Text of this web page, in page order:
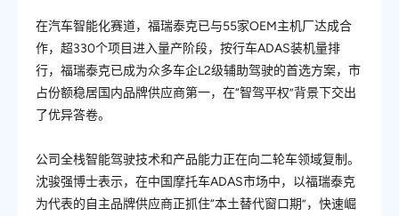
在汽车智能化赛道，福瑞泰克已与55家OEM主机厂达成合
作，超330个项目进入量产阶段，按行车ADAS装机量排
行，福瑞泰克已成为众多车企L2级辅助驾驶的首选方案，市
占份额稳居国内品牌供应商第一，在“智驾平权”背景下交出
了优异答卷。
公司全栈智能驾驶技术和产品能力正在向二轮车领域复制。
沈骏强博士表示，在中国摩托车ADAS市场中，以福瑞泰克
为代表的自主品牌供应商正抓住“本土替代窗口期”，快速崛